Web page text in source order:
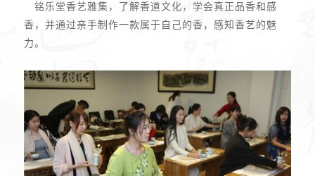
铭乐堂香艺雅集，了解香道文化，学会真正品香和感
香，并通过亲手制作一款属于自己的香，感知香艺的魅
力。